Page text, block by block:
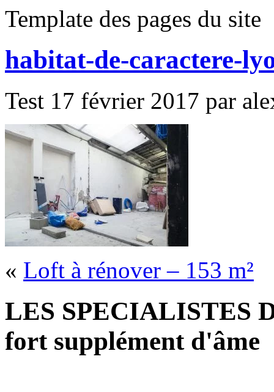
Template des pages du site
habitat-de-caractere-
Test 17 février 2017 par
« Loft à rénover – 153 m²
LES SPECIALISTES
fort supplément d'âme